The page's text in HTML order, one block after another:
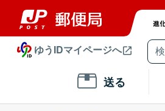
ゆうIDマイページへ
送る